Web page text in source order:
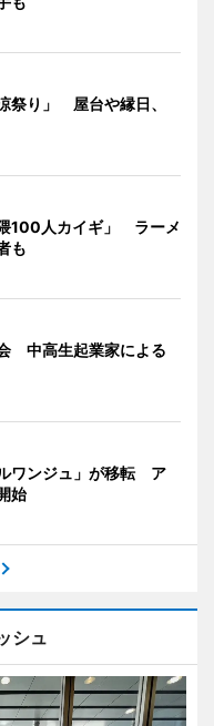
祭り」 屋台や縁日、
100人カイギ」 ラーメ
も
中高生起業家による
ワンジュ」が移転 ア
始
シュ